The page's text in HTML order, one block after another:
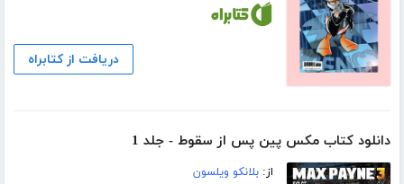
دریافت از کتابراه
دانلود کتاب مکس پین پس از سقوط - جلد 1
از:بلانکو ویلسون